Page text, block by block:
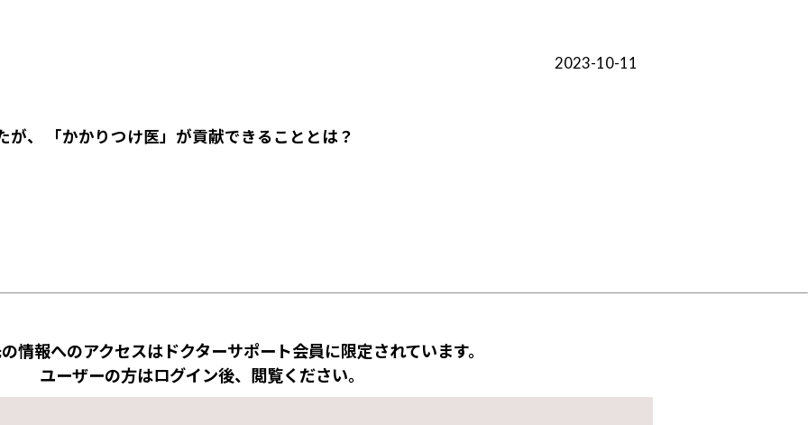
2023-10-11
、 「かかりつけ医」が貢献できることとは？
情報へのアクセスはドクターサポート会員に限定されています。
ユーザーの方はログイン後、閲覧ください。